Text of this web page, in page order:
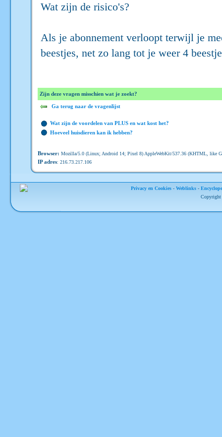
Wat zijn de risico's?
Als je abonnement verloopt terwijl je
beestjes, net zo lang tot je weer 4
Zijn deze vragen misschien wat je zoekt?
Ga terug naar de vragenlijst
Wat zijn de voordelen van PLUS en wat kost het?
Hoeveel huisdieren kan ik hebben?
Browser: Mozilla/5.0 (Linux; Android 14; Pixel 8) AppleWebKit/537.36 (KHTML, like
IP adres: 216.73.217.106
Privacy en Cookies- Weblinks-